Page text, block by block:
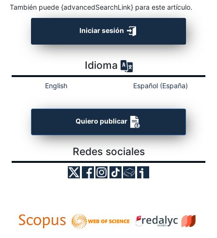
También puede {advancedSearchLink} para este artículo.
Iniciar sesión
Idioma
English Español (España)
Quiero publicar
Redes sociales